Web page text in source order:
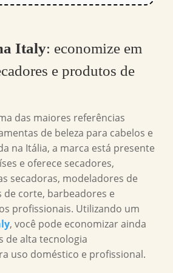
Italy: economize em
e produtos de
das maiores referências
de beleza para cabelos e
na Itália, a marca está presente
e oferece secadores,
secadoras, modeladores de
de corte, barbeadores e
profissionais. Utilizando um
, você pode economizar ainda
de alta tecnologia
uso doméstico e profissional.